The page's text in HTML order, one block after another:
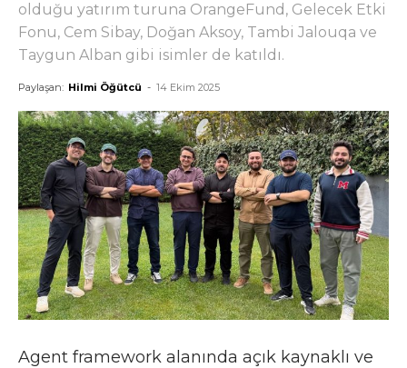
olduğu yatırım turuna OrangeFund, Gelecek Etki
Fonu, Cem Sibay, Doğan Aksoy, Tambi Jalouqa ve
Taygun Alban gibi isimler de katıldı.
Paylaşan: Hilmi Öğütcü - 14 Ekim 2025
Agent framework alanında açık kaynaklı ve